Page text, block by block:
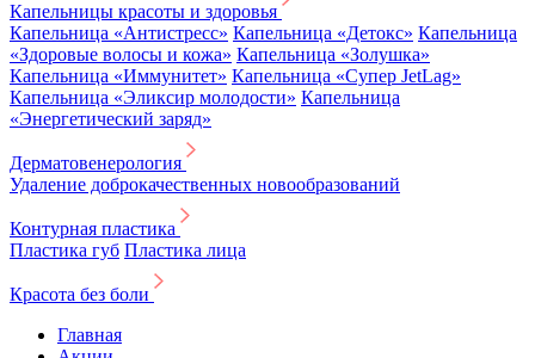
Капельницы красоты и здоровья
Капельница «Антистресс» Капельница «Детокс» Капельница
«Здоровые волосы и кожа» Капельница «Золушка»
Капельница «Иммунитет» Капельница «Супер JetLag»
Капельница «Эликсир молодости» Капельница
«Энергетический заряд»
Дерматовенерология
Удаление доброкачественных новообразований
Контурная пластика
Пластика губ Пластика лица
Красота без боли
Главная